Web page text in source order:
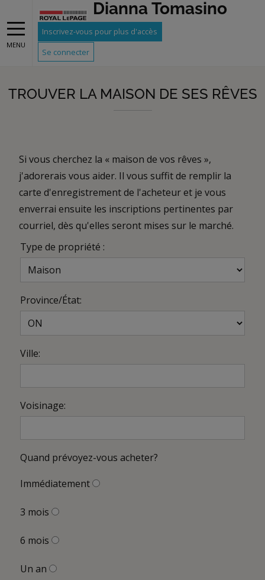
MENU
Dianna Tomasino
Gray
Inscrivez-vous pour plus d'accès
Se connecter
TROUVER LA MAISON DE SES RÊVES
Si vous cherchez la « maison de vos rêves »,
j'adorerais vous aider. Il vous suffit de remplir la
carte d'enregistrement de l'acheteur et je vous
enverrai ensuite les inscriptions pertinentes par
courriel, dès qu'elles seront mises sur le marché.
Type de propriété :
Province/État:
Ville:
Voisinage:
Quand prévoyez-vous acheter?
Immédiatement
3 mois
6 mois
Un an